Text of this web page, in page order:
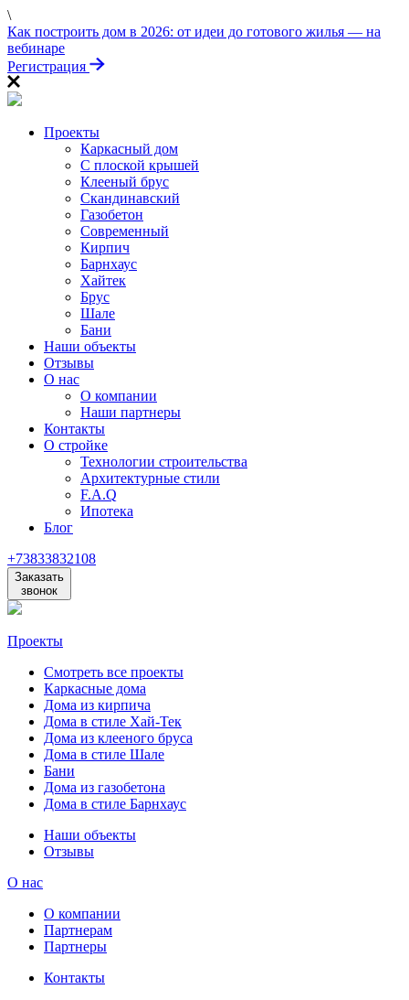
\
Как построить дом в 2026: от идеи до готового жилья — на
вебинаре
Регистрация
Проекты
Каркасный дом
С плоской крышей
Клееный брус
Скандинавский
Газобетон
Современный
Кирпич
Барнхаус
Хайтек
Брус
Шале
Бани
Наши объекты
Отзывы
О нас
О компании
Наши партнеры
Контакты
О стройке
Технологии строительства
Архитектурные стили
F.A.Q
Ипотека
Блог
+73833832108
Заказать
звонок
Проекты
Смотреть все проекты
Каркасные дома
Дома из кирпича
Дома в стиле Хай-Тек
Дома из клееного бруса
Дома в стиле Шале
Бани
Дома из газобетона
Дома в стиле Барнхаус
Наши объекты
Отзывы
О нас
О компании
Партнерам
Партнеры
Контакты
«Заберите выгоду!»